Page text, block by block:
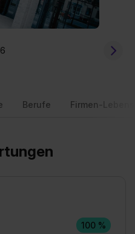
Berufe Firmen-
100 %